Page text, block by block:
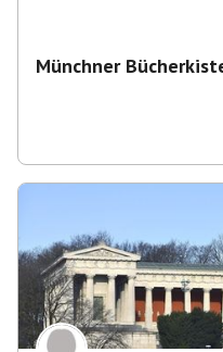
Münchner